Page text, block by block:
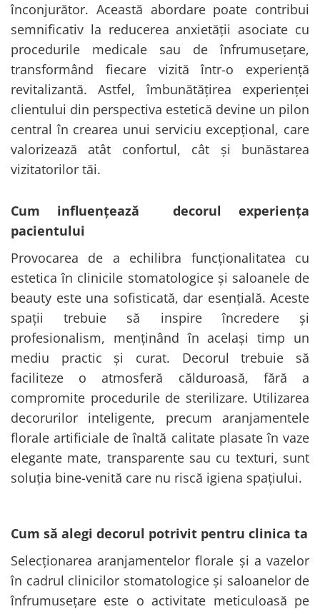
înconjurător. Această abordare poate contribui
semnificativ la reducerea anxietății asociate cu
procedurile medicale sau de înfrumusețare,
transformând fiecare vizită într-o experiență
revitalizantă. Astfel, îmbunătățirea experienței
clientului din perspectiva estetică devine un pilon
central în crearea unui serviciu excepțional, care
valorizează atât confortul, cât și bunăstarea
vizitatorilor tăi.
Cum influențează decorul experiența
pacientului
Provocarea de a echilibra funcționalitatea cu
estetica în clinicile stomatologice și saloanele de
beauty este una sofisticată, dar esențială. Aceste
spații trebuie să inspire încredere și
profesionalism, menținând în același timp un
mediu practic și curat. Decorul trebuie să
faciliteze o atmosferă călduroasă, fără a
compromite procedurile de sterilizare. Utilizarea
decorurilor inteligente, precum aranjamentele
florale artificiale de înaltă calitate plasate în vaze
elegante mate, transparente sau cu texturi, sunt
soluția bine-venită care nu riscă igiena spațiului.
Cum să alegi decorul potrivit pentru clinica ta
Selecționarea aranjamentelor florale și a vazelor
în cadrul clinicilor stomatologice și saloanelor de
înfrumusețare este o activitate meticuloasă pe